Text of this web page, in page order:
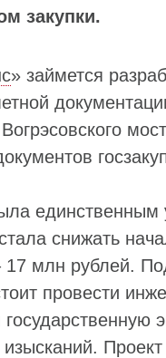
закупки.
» займется
единственным
снижать
17 млн рублей.
провести
изысканий.